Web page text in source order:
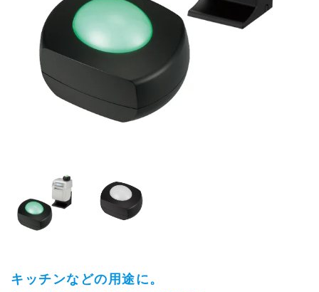
キッチンなどの用途に。